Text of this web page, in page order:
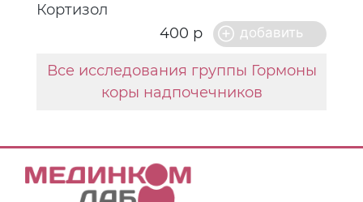
Кортизол
400 р
Все исследования группы Гормоны
коры надпочечников